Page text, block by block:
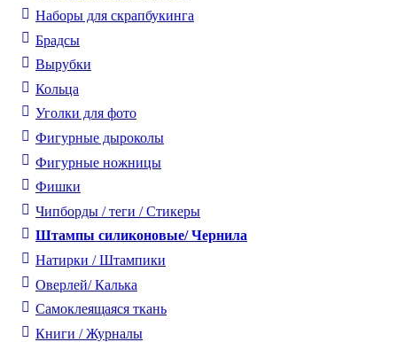
Наборы для скрапбукинга
Брадсы
Вырубки
Кольца
Уголки для фото
Фигурные дыроколы
Фигурные ножницы
Фишки
Чипборды / теги / Стикеры
Штампы силиконовые/ Чернила
Натирки / Штампики
Оверлей/ Калька
Самоклеящаяся ткань
Книги / Журналы